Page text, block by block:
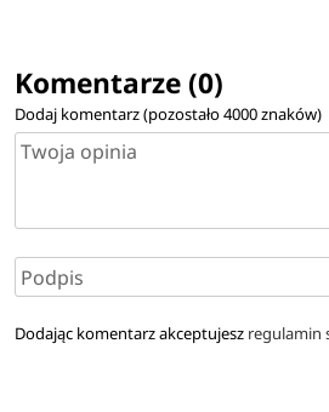
Komentarze (0)
Dodaj komentarz (pozostało4000znaków)
Dodając komentarz akceptujesz regulamin